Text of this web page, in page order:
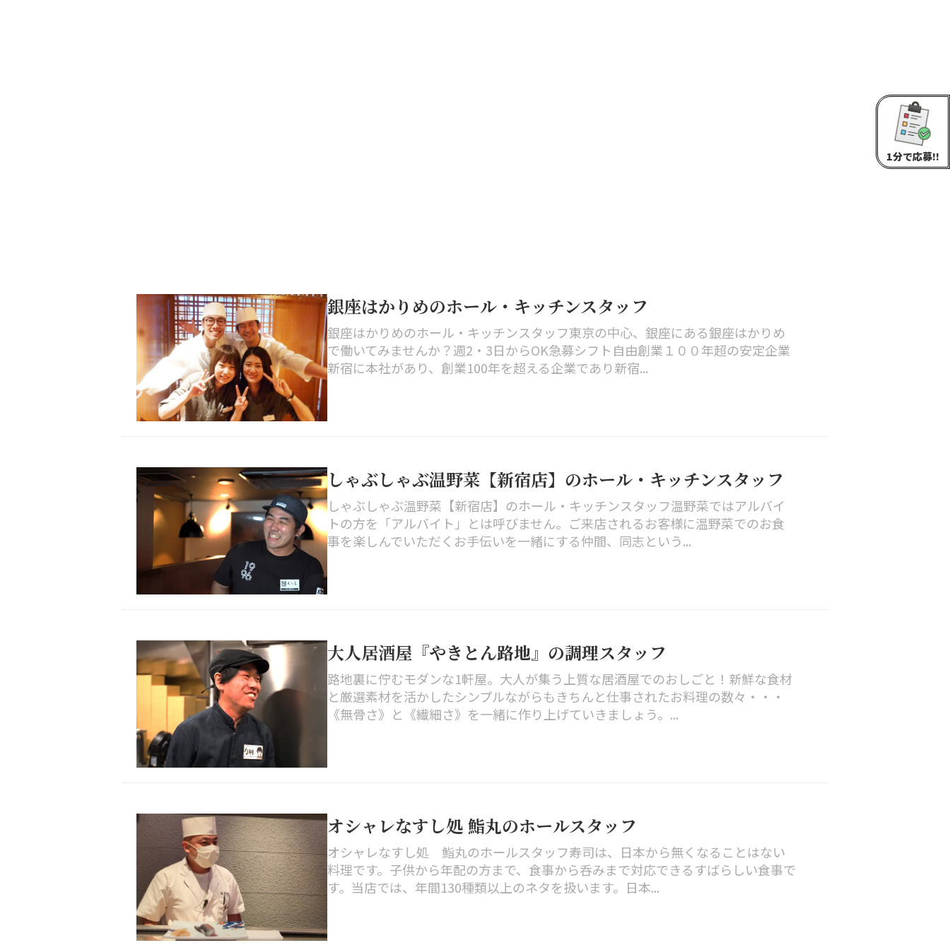
銀座はかりめのホール・キッチンスタッフ
銀座はかりめのホール・キッチンスタッフ東京の中心、銀座にある銀座はかりめ
で働いてみませんか？週2・3日からOK急募シフト自由創業１００年超の安定企業
新宿に本社があり、創業100年を超える企業であり新宿...
しゃぶしゃぶ温野菜【新宿店】のホール・キッチンスタッフ
しゃぶしゃぶ温野菜【新宿店】のホール・キッチンスタッフ温野菜ではアルバイ
トの方を「アルバイト」とは呼びません。ご来店されるお客様に温野菜でのお食
事を楽しんでいただくお手伝いを一緒にする仲間、同志という...
大人居酒屋『やきとん路地』の調理スタッフ
路地裏に佇むモダンな1軒屋。大人が集う上質な居酒屋でのおしごと！新鮮な食材
と厳選素材を活かしたシンプルながらもきちんと仕事されたお料理の数々・・・
《無骨さ》と《繊細さ》を一緒に作り上げていきましょう。...
オシャレなすし処 鮨丸のホールスタッフ
オシャレなすし処 鮨丸のホールスタッフ寿司は、日本から無くなることはない
料理です。子供から年配の方まで、食事から呑みまで対応できるすばらしい食事で
す。当店では、年間130種類以上のネタを扱います。日本...
1分で応募!!